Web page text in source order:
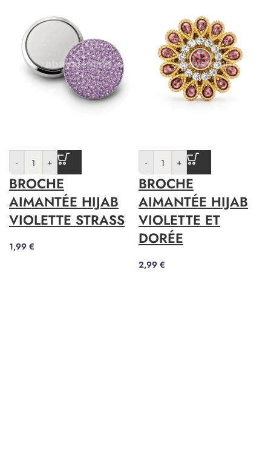
- +
BROCHE
AIMANTÉE HIJAB
VIOLETTE STRASS
1,99 €
- +
BROCHE
AIMANTÉE HIJAB
VIOLETTE ET
DORÉE
2,99 €